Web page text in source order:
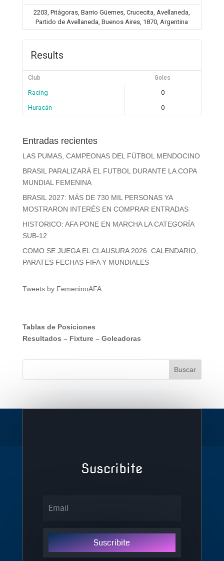
2203, Pitágoras, Barrio Güemes, Crucecita, Avellaneda,
Partido de Avellaneda, Buenos Aires, 1870, Argentina
Results
Club Goles
Racing
0
Huracán
0
Entradas recientes
LAS PUMAS, CAMPEONAS DEL FÚTBOL MENDOCINO
BRASIL PARALIZARÁ EL FUTBOL DURANTE LA COPA
MUNDIAL FEMENINA
BRASIL 2027: MÁS DE 730 MIL PERSONAS YA
MOSTRARON INTERÉS EN COMPRAR ENTRADAS
HISTORICO: AFA PONE EN MARCHA LA CATEGORÍA
SUB-12
COMO SE JUEGA EL CLAUSURA 2026: CALENDARIO,
PARATES FECHAS FIFA Y MUNDIALES
Tweets by FemeninoAFA
Tablas de Posiciones
Resultados – Fixture– Goleadoras
Suscribite
Suscribite